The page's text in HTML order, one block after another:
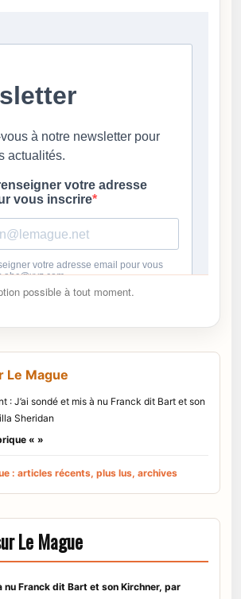
possible à tout moment.
Le Mague
: J’ai sondé et mis à nu Franck dit Bart et son
Sheridan
« »
: articles récents, plus lus, archives
Le Mague
nu Franck dit Bart et son Kirchner, par